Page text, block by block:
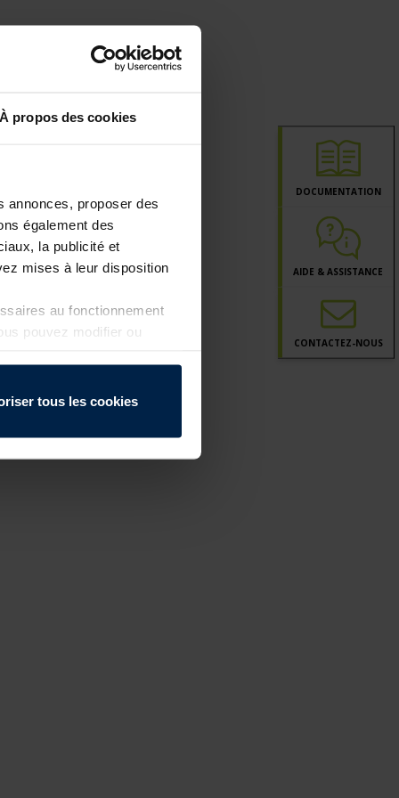
À propos des cookies
annonces, proposer des
également des
la publicité et
mises à leur disposition
au fonctionnement
pouvez modifier ou
tous les cookies
DOCUMENTATION
AIDE & ASSISTANCE
CONTACTEZ-NOUS